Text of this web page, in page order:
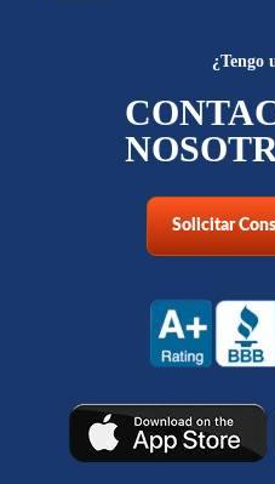
¿Tengo
Solicitar